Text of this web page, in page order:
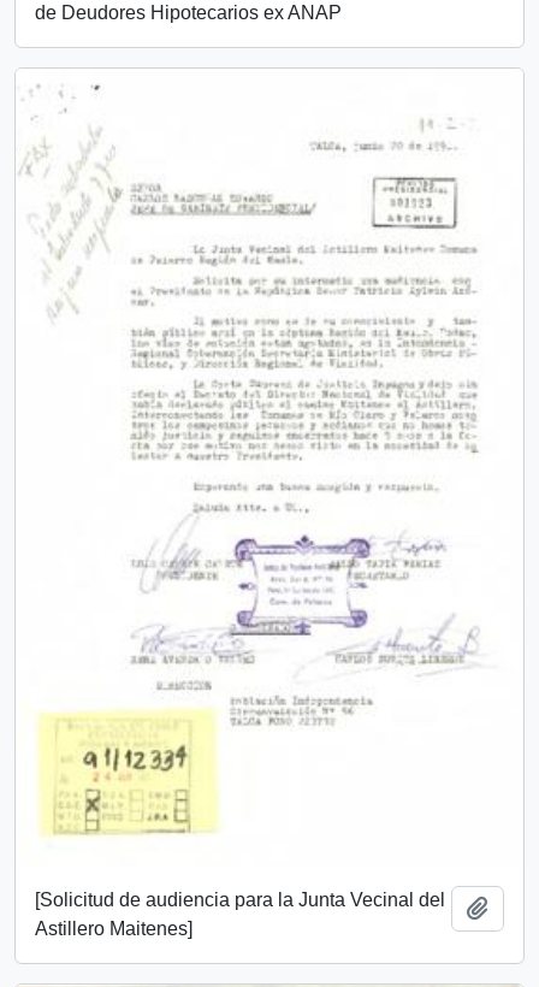
de Deudores Hipotecarios ex ANAP
[Solicitud de audiencia para la Junta Vecinal del
Astillero Maitenes]